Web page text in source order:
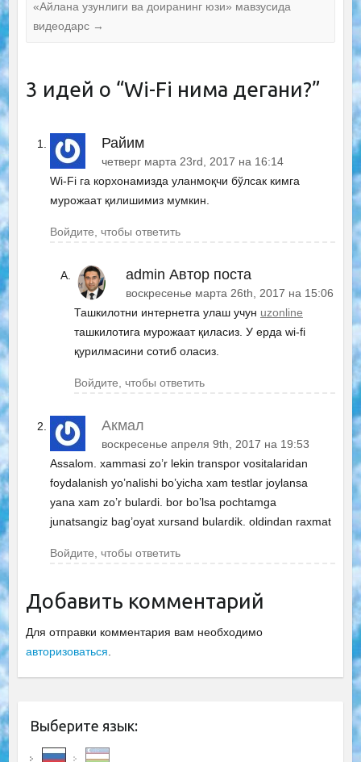
«Айлана узунлиги ва доиранинг юзи» мавзусида
видеодарс →
3 идей о “Wi-Fi нима дегани?”
Райим
четверг марта 23rd, 2017 на 16:14
Wi-Fi га корхонамизда уланмоқчи бўлсак кимга
мурожаат қилишимиз мумкин.
Войдите, чтобы ответить
admin Автор поста
воскресенье марта 26th, 2017 на 15:06
Ташкилотни интернетга улаш учун uzonline
ташкилотига мурожаат қиласиз. У ерда wi-fi
қурилмасини сотиб оласиз.
Войдите, чтобы ответить
Акмал
воскресенье апреля 9th, 2017 на 19:53
Assalom. xammasi zo’r lekin transpor vositalaridan
foydalanish yo’nalishi bo’yicha xam testlar joylansa
yana xam zo’r bulardi. bor bo’lsa pochtamga
junatsangiz bag’oyat xursand bulardik. oldindan raxmat
Войдите, чтобы ответить
Добавить комментарий
Для отправки комментария вам необходимо
авторизоваться
Выберите язык: